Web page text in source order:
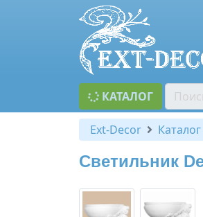
КАТАЛОГ
Ext-Decor Каталог
Светильник